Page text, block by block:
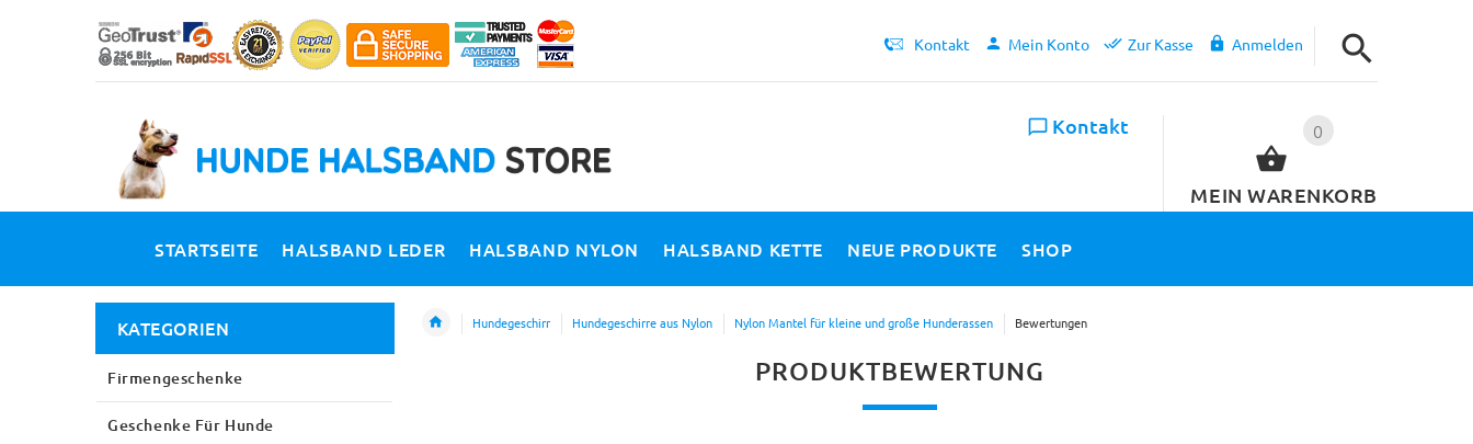
Kontakt Mein Konto Zur Kasse Anmelden
0
MEIN WARENKORB
Kontakt
STARTSEITE HALSBAND LEDER HALSBAND NYLON HALSBAND KETTE NEUE PRODUKTE SHOP
Hundegeschirr Hundegeschirre aus Nylon Nylon Mantel für kleine und große Hunderassen Bewertungen
PRODUKTBEWERTUNG
KATEGORIEN
Firmengeschenke
Geschenke Für Hunde